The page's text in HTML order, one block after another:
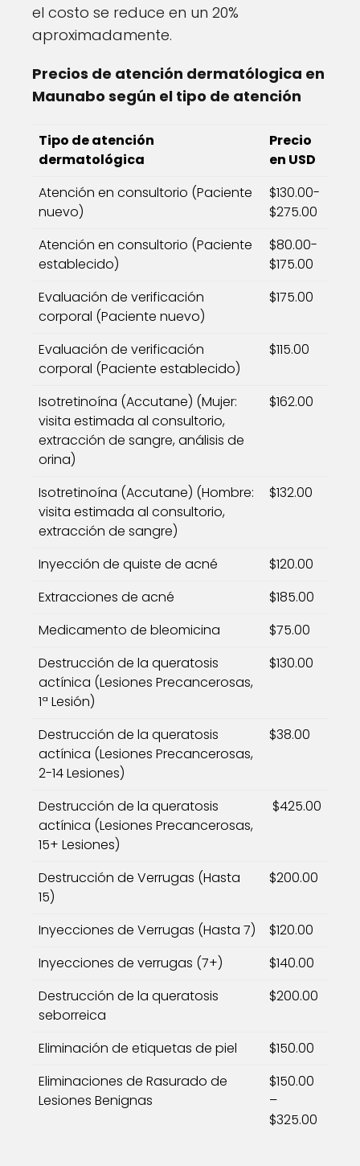
el costo se reduce en un 20%
aproximadamente.
Precios de atención dermatólogica en
Maunabo según el tipo de atención
Tipo de atención
dermatológica
Precio
en USD
Atención en consultorio (Paciente
nuevo)
$130.00-
$275.00
Atención en consultorio (Paciente
establecido)
$80.00-
$175.00
Evaluación de verificación
corporal (Paciente nuevo)
$175.00
Evaluación de verificación
corporal (Paciente establecido)
$115.00
Isotretinoína (Accutane) (Mujer:
visita estimada al consultorio,
extracción de sangre, análisis de
orina)
$162.00
Isotretinoína (Accutane) (Hombre:
visita estimada al consultorio,
extracción de sangre)
$132.00
Inyección de quiste de acné
$120.00
Extracciones de acné
$185.00
Medicamento de bleomicina
$75.00
Destrucción de la queratosis
actínica (Lesiones Precancerosas,
1ª Lesión)
$130.00
Destrucción de la queratosis
actínica (Lesiones Precancerosas,
2-14 Lesiones)
$38.00
Destrucción de la queratosis
actínica (Lesiones Precancerosas,
15+ Lesiones)
$425.00
Destrucción de Verrugas (Hasta
15)
$200.00
Inyecciones de Verrugas (Hasta 7)
$120.00
Inyecciones de verrugas (7+)
$140.00
Destrucción de la queratosis
seborreica
$200.00
Eliminación de etiquetas de piel
$150.00
Eliminaciones de Rasurado de
Lesiones Benignas
$150.00
–
$325.00